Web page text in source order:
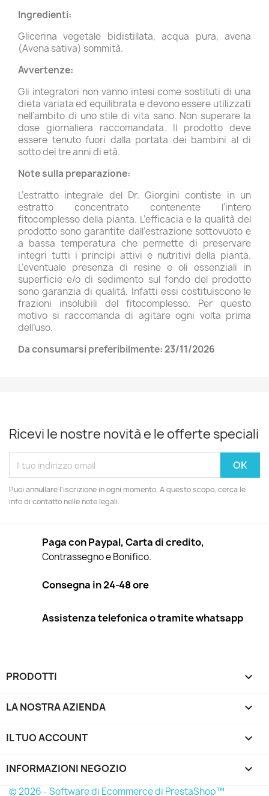
Ingredienti:
Glicerina vegetale bidistillata, acqua pura, avena
(Avena sativa) sommità.
Avvertenze:
Gli integratori non vanno intesi come sostituti di una
dieta variata ed equilibrata e devono essere utilizzati
nell’ambito di uno stile di vita sano. Non superare la
dose giornaliera raccomandata. Il prodotto deve
essere tenuto fuori dalla portata dei bambini al di
sotto dei tre anni di età.
Note sulla preparazione:
L’estratto integrale del Dr. Giorgini contiste in un
estratto concentrato contenente l’intero
fitocomplesso della pianta. L’efficacia e la qualità del
prodotto sono garantite dall’estrazione sottovuoto e
a bassa temperatura che permette di preservare
integri tutti i principi attivi e nutritivi della pianta.
L’eventuale presenza di resine e oli essenziali in
superficie e/o di sedimento sul fondo del prodotto
sono garanzia di qualità. Infatti essi costituiscono le
frazioni insolubili del fitocomplesso. Per questo
motivo si raccomanda di agitare ogni volta prima
dell’uso.
Da consumarsi preferibilmente: 23/11/2026
Ricevi le nostre novità e le offerte speciali
Puoi annullare l'iscrizione in ogni momento. A questo scopo, cerca le
info di contatto nelle note legali.
Paga con Paypal, Carta di credito,
Contrassegno e Bonifico.
Consegna in 24-48 ore
Assistenza telefonica o tramite whatsapp
PRODOTTI 
LA NOSTRA AZIENDA 
IL TUO ACCOUNT 
INFORMAZIONI NEGOZIO keyboard_arrow_down
© 2026 - Software di Ecommerce di PrestaShop™